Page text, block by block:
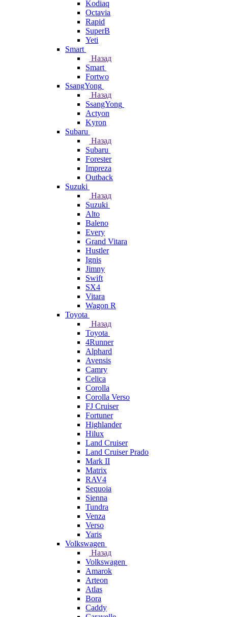
Kodiaq
Octavia
Rapid
SuperB
Yeti
Smart
Назад
Smart
Fortwo
SsangYong
Назад
SsangYong
Actyon
Kyron
Subaru
Назад
Subaru
Forester
Impreza
Outback
Suzuki
Назад
Suzuki
Alto
Baleno
Every
Grand Vitara
Hustler
Ignis
Jimny
Swift
SX4
Vitara
Wagon R
Toyota
Назад
Toyota
4Runner
Alphard
Avensis
Camry
Celica
Corolla
Corolla Verso
FJ Cruiser
Fortuner
Highlander
Hilux
Land Cruiser
Land Cruiser Prado
Mark II
Matrix
RAV4
Sequoia
Sienna
Tundra
Venza
Verso
Yaris
Volkswagen
Назад
Volkswagen
Amarok
Arteon
Atlas
Bora
Caddy